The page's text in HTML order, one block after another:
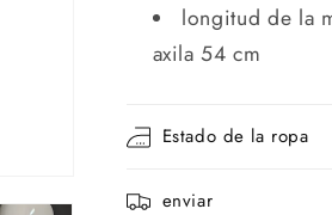
longitud de la
axila 54 cm
Estado de la ropa
enviar